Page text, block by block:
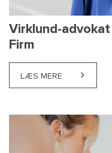
Virklund-
Firm
LÆS MERE ABOUT